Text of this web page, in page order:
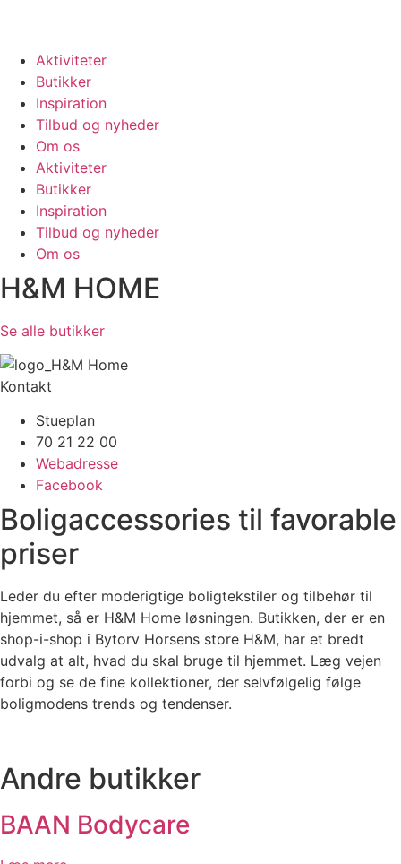
Aktiviteter
Butikker
Inspiration
Tilbud og nyheder
Om os
Aktiviteter
Butikker
Inspiration
Tilbud og nyheder
Om os
H&M HOME
Se alle butikker
Kontakt
Stueplan
70 21 22 00
Webadresse
Facebook
Boligaccessories til favorable
priser
Leder du efter moderigtige boligtekstiler og tilbehør til
hjemmet, så er H&M Home løsningen. Butikken, der er en
shop-i-shop i Bytorv Horsens store H&M, har et bredt
udvalg at alt, hvad du skal bruge til hjemmet. Læg vejen
forbi og se de fine kollektioner, der selvfølgelig følge
boligmodens trends og tendenser.
Andre butikker
BAAN Bodycare